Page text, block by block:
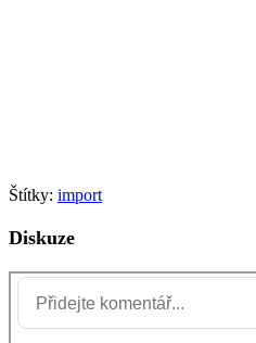
Štítky: import
Diskuze